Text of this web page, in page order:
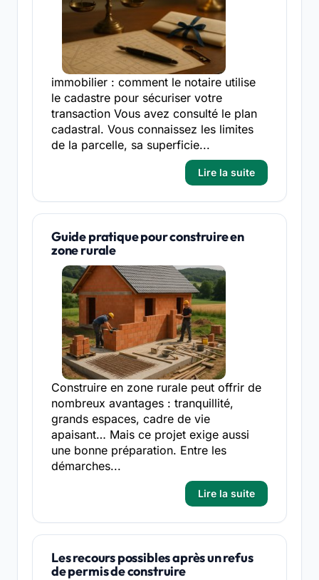
immobilier : comment le notaire utilise
le cadastre pour sécuriser votre
transaction Vous avez consulté le plan
cadastral. Vous connaissez les limites
de la parcelle, sa superficie...
Lire la suite
Guide pratique pour construire en
zone rurale
Construire en zone rurale peut offrir de
nombreux avantages : tranquillité,
grands espaces, cadre de vie
apaisant… Mais ce projet exige aussi
une bonne préparation. Entre les
démarches...
Lire la suite
Les recours possibles après un refus
de permis de construire